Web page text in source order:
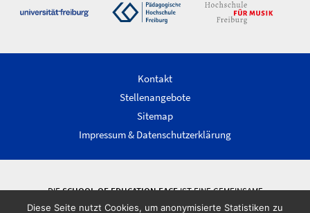
Kontakt
Stellenangebote
Sitemap
Impressum & Datenschutzerklärung
DIESCHOOL OF EDUCATION FACEIST EINE GEMEINSAME
WISSENSCHAFTLICHE EINRICHTUNG DER ALBERT-LUDWIGS-UNIVERSITÄT
Diese Seite nutzt Cookies, um anonymisierte Statistiken zu